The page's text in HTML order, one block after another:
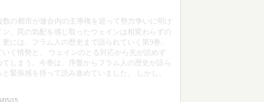
の都市が連合内の主導権を巡って勢力争いに明け
。罠の気配を感じ取ったウェインは相変わらずの
には、フラム人の歴史まで語られていく第9巻。
く情勢と、 ウェインのとる対応から先が読めず
しまう。今巻は、序盤からフラム人の歴史が語ら
緊張感を持って読み進めていました。 しかし、
05/15